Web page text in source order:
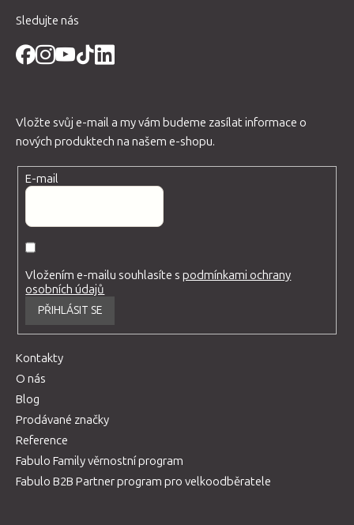
Sledujte nás
Vložte svůj e-mail a my vám budeme zasílat informace o
nových produktech na našem e-shopu.
E-mail
Vložením e-mailu souhlasíte spodmínkami ochrany
osobních údajů
PŘIHLÁSIT SE
Kontakty
O nás
Blog
Prodávané značky
Reference
Fabulo Family věrnostní program
Fabulo B2B Partner program pro velkoodběratele